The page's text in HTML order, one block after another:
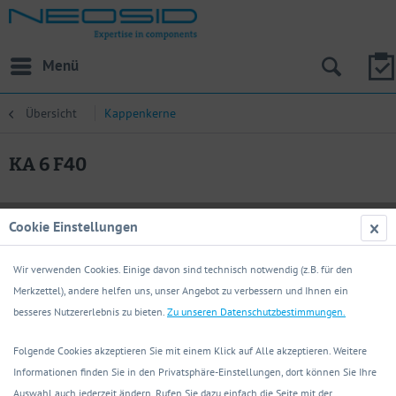
Menü
Übersicht Kappenkerne
KA 6 F40
Cookie Einstellungen
Wir verwenden Cookies. Einige davon sind technisch notwendig (z.B. für den
Merkzettel), andere helfen uns, unser Angebot zu verbessern und Ihnen ein
besseres Nutzererlebnis zu bieten. Zu unseren Datenschutzbestimmungen.
Folgende Cookies akzeptieren Sie mit einem Klick auf Alle akzeptieren. Weitere
Informationen finden Sie in den Privatsphäre-Einstellungen, dort können Sie Ihre
Auswahl auch jederzeit ändern. Rufen Sie dazu einfach die Seite mit der